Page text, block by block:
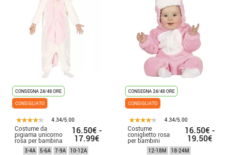
CONSEGNA 24/48 ORE
CONSIGLIATO
4.34/5.00
Costume da
pigiama unicorno
rosa per bambina
16.50€ -
17.99€
3-4A 5-6A 7-9A 10-12A
CONSEGNA 24/48 ORE
CONSIGLIATO
4.34/5.00
Costume
coniglietto rosa
per bambini
16.50€ -
19.50€
12-18M 18-24M